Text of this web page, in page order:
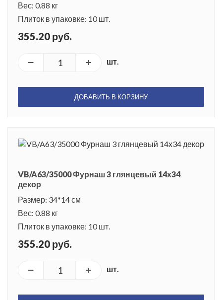
Вес: 0.88 кг
Плиток в упаковке: 10 шт.
355.20 руб.
шт.
ДОБАВИТЬ В КОРЗИНУ
VB/A63/35000 Фурнаш 3 глянцевый 14х34
декор
Размер: 34*14 см
Вес: 0.88 кг
Плиток в упаковке: 10 шт.
355.20 руб.
шт.